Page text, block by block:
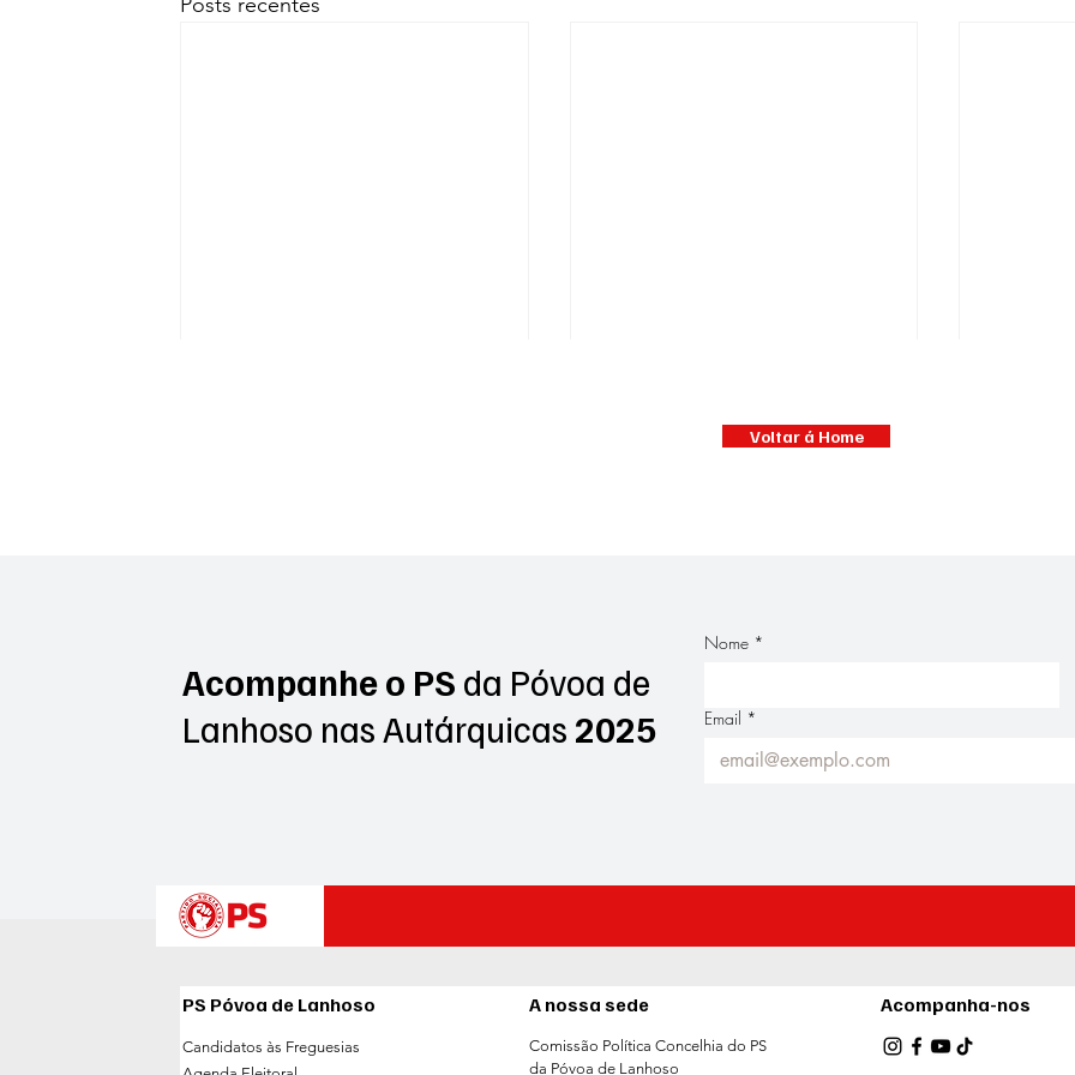
da Póvoa de Lanhoso
Voltar á Home
Acompanhe o PS da Póvoa de
Lanhoso nas Autárquicas 2025
Nome *
Email *
PS Póvoa de Lanhoso
Candidatos às Freguesias
A nossa sede
Comissão Política Concelhia do PS
da Póvoa de Lanhoso
Acompanha-nos